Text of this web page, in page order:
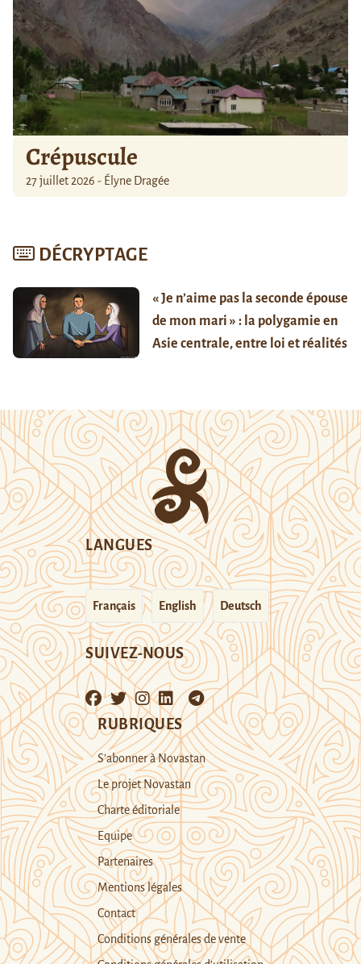
Crépuscule
27 juillet 2026 - Élyne Dragée
DÉCRYPTAGE
« Je n’aime pas la seconde épouse
de mon mari » : la polygamie en
Asie centrale, entre loi et réalités
LANGUES
Français English Deutsch
SUIVEZ-NOUS
RUBRIQUES
S’abonner à Novastan
Le projet Novastan
Charte éditoriale
Equipe
Partenaires
Mentions légales
Contact
Conditions générales de vente